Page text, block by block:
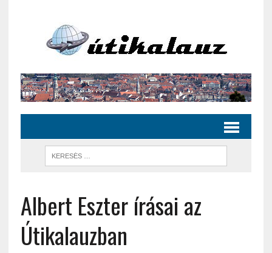
Albert Eszter írásai az
Útikalauzban